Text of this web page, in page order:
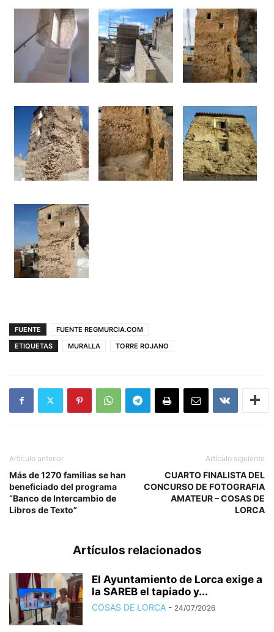
FUENTE
FUENTE REGMURCIA.COM
ETIQUETAS
MURALLA TORRE ROJANO
Artículo anterior
Más de 1270 familias se han
beneficiado del programa
“Banco de Intercambio de
Libros de Texto”
Artículo siguiente
CUARTO FINALISTA DEL
CONCURSO DE FOTOGRAFIA
AMATEUR – COSAS DE
LORCA
Artículos relacionados
El Ayuntamiento de Lorca exige a
la SAREB el tapiado y...
COSAS DE LORCA - 24/07/2026